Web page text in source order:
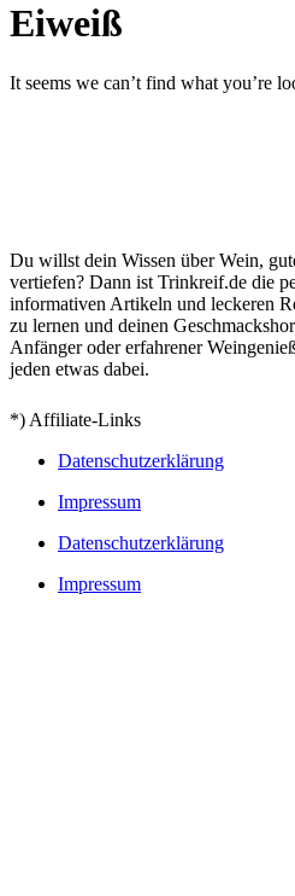
Eiweiß
It seems we can’t find what you’re
Du willst dein Wissen über Wein,
vertiefen? Dann ist Trinkreif.de die
informativen Artikeln und leckeren
zu lernen und deinen
Anfänger oder erfahrener
jeden etwas dabei.
*) Affiliate-Links
Datenschutzerklärung
Impressum
Datenschutzerklärung
Impressum